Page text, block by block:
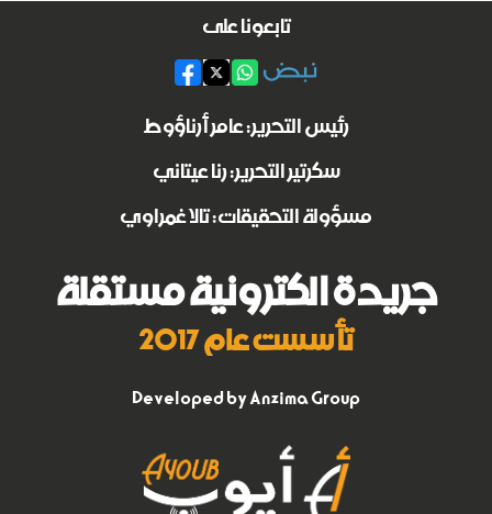
تابعونا على
رئيس التحرير: عامر أرناؤوط
سكرتير التحرير: رنا عيتاني
مسؤولة التحقيقات: تالا غمراوي
جريدة الكترونية مستقلة
تأسست عام 2017
Developed byAnzima Group